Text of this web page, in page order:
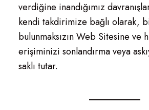
verdiğine inandığımız
kendi takdirimize bağlı olarak,
bulunmaksızın Web Sitesine ve
erişiminizi sonlandırma veya
saklı tutar.